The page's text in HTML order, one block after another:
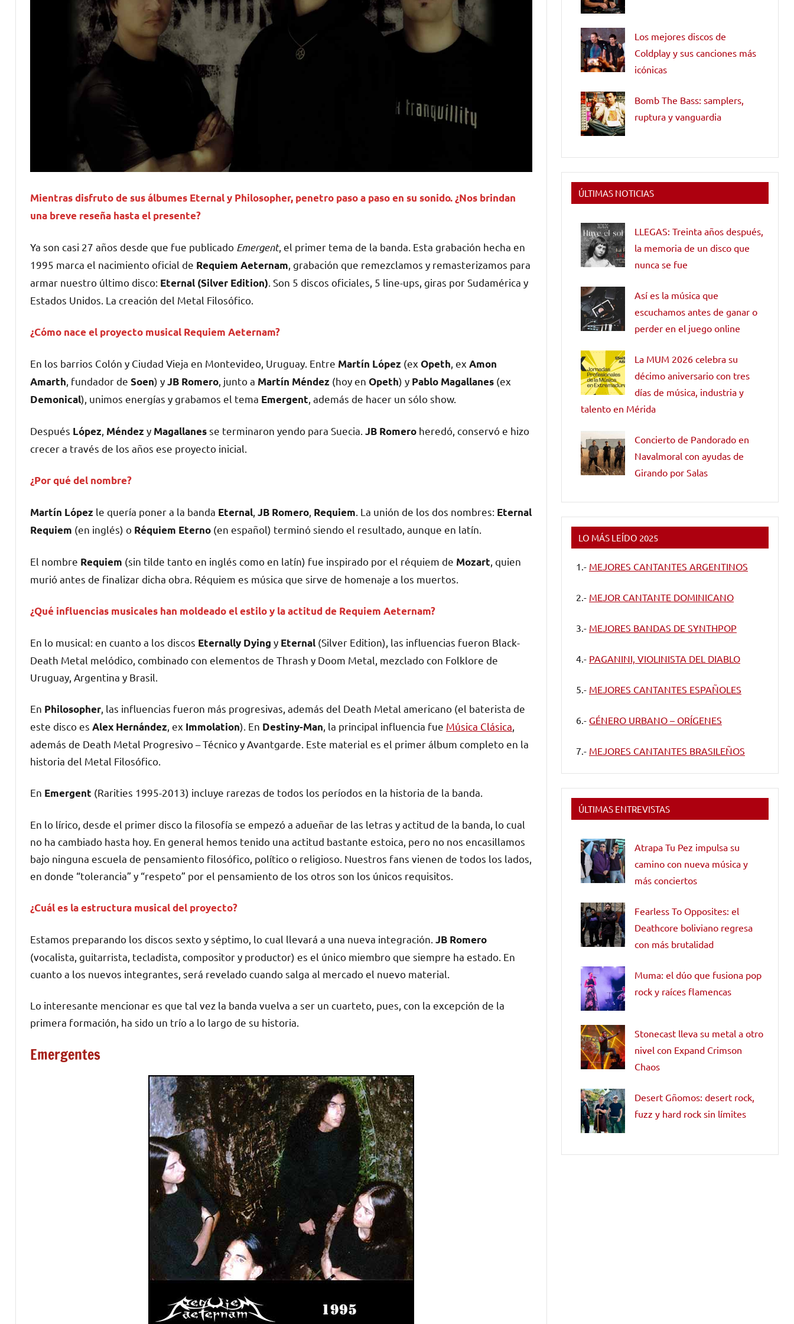
Mientras disfruto de sus álbumes Eternal y Philosopher, penetro paso a paso en su sonido. ¿Nos brindan
una breve reseña hasta el presente?
Ya son casi 27 años desde que fue publicado Emergent, el primer tema de la banda. Esta grabación hecha en
1995 marca el nacimiento oficial de Requiem Aeternam , grabación que remezclamos y remasterizamos para
armar nuestro último disco: Eternal (Silver Edition) . Son 5 discos oficiales, 5 line-ups, giras por Sudamérica y
Estados Unidos. La creación del Metal Filosófico.
¿Cómo nace el proyecto musical Requiem Aeternam?
En los barrios Colón y Ciudad Vieja en Montevideo, Uruguay. Entre Martín López (ex Opeth , ex Amon
Amarth , fundador de Soen) yJB Romero , junto a Martín Méndez (hoy en Opeth) y Pablo Magallanes (ex
Demonical), unimos energías y grabamos el tema Emergent , además de hacer un sólo show.
Después López Méndez y Magallanesse terminaron yendo para Suecia. JB Romero heredó, conservó e hizo
crecer a través de los años ese proyecto inicial.
¿Por qué del nombre?
Martín López le quería poner a la banda Eternal JB Romero Requiem . La unión de los dos nombres: Eternal
Requiem (en inglés) o Réquiem Eterno (en español) terminó siendo el resultado, aunque en latín.
El nombre Requiem (sin tilde tanto en inglés como en latín) fue inspirado por el réquiem de Mozart , quien
murió antes de finalizar dicha obra. Réquiem es música que sirve de homenaje a los muertos.
¿Qué influencias musicales han moldeado el estilo y la actitud de Requiem Aeternam?
En lo musical: en cuanto a los discos Eternally Dying y Eternal (Silver Edition), las influencias fueron Black-
Death Metal melódico, combinado con elementos de Thrash y Doom Metal, mezclado con Folklore de
Uruguay, Argentina y Brasil.
En Philosopher , las influencias fueron más progresivas, además del Death Metal americano (el baterista de
este disco es Alex Hernández , ex Immolation). En Destiny-Man , la principal influencia fue Música Clásica
además de Death Metal Progresivo – Técnico y Avantgarde. Este material es el primer álbum completo en la
historia del Metal Filosófico.
En Emergent (Rarities 1995-2013) incluye rarezas de todos los períodos en la historia de la banda.
En lo lírico, desde el primer disco la filosofía se empezó a adueñar de las letras y actitud de la banda, lo cual
no ha cambiado hasta hoy. En general hemos tenido una actitud bastante estoica, pero no nos encasillamos
bajo ninguna escuela de pensamiento filosófico, político o religioso. Nuestros fans vienen de todos los lados,
en donde “tolerancia” y “respeto” por el pensamiento de los otros son los únicos requisitos.
¿Cuál es la estructura musical del proyecto?
Estamos preparando los discos sexto y séptimo, lo cual llevará a una nueva integración. JB Romero
(vocalista, guitarrista, tecladista, compositor y productor) es el único miembro que siempre ha estado. En
cuanto a los nuevos integrantes, será revelado cuando salga al mercado el nuevo material.
Lo interesante mencionar es que tal vez la banda vuelva a ser un cuarteto, pues, con la excepción de la
primera formación, ha sido un trío a lo largo de su historia.
Emergentes
Los mejores discos de
Coldplay y sus canciones más
icónicas
Bomb The Bass: samplers,
ruptura y vanguardia
ÚLTIMAS NOTICIAS
LLEGAS: Treinta años después,
la memoria de un disco que
nunca se fue
Así es la música que
escuchamos antes de ganar o
perder en el juego online
La MUM 2026 celebra su
décimo aniversario con tres
días de música, industria y
talento en Mérida
Concierto de Pandorado en
Navalmoral con ayudas de
Girando por Salas
LO MÁS LEÍDO 2025
1.- MEJORES CANTANTES ARGENTINOS
2.- MEJOR CANTANTE DOMINICANO
3.- MEJORES BANDAS DE SYNTHPOP
4.- PAGANINI, VIOLINISTA DEL DIABLO
5.- MEJORES CANTANTES ESPAÑOLES
6.- GÉNERO URBANO – ORÍGENES
7.- MEJORES CANTANTES BRASILEÑOS
ÚLTIMAS ENTREVISTAS
Atrapa Tu Pez impulsa su
camino con nueva música y
más conciertos
Fearless To Opposites: el
Deathcore boliviano regresa
con más brutalidad
Muma: el dúo que fusiona pop
rock y raíces flamencas
Stonecast lleva su metal a otro
nivel con Expand Crimson
Chaos
Desert Gñomos: desert rock,
fuzz y hard rock sin límites